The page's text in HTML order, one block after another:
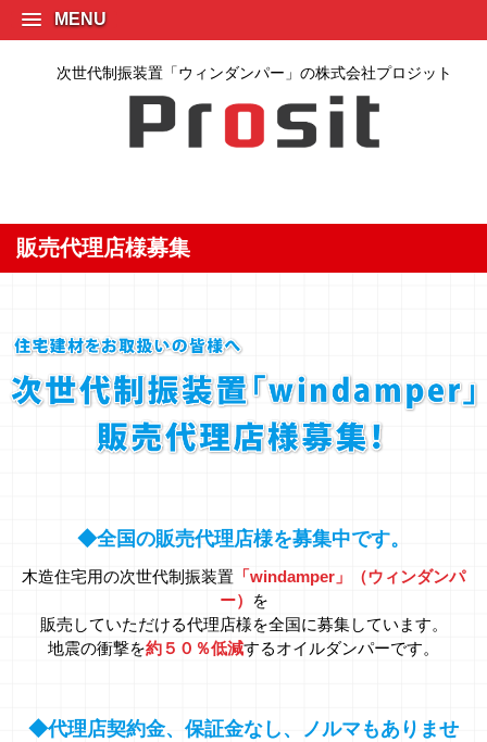
MENU
次世代制振装置「ウィンダンパー」の株式会社プロジット
販売代理店様募集
◆全国の販売代理店様を募集中です。
木造住宅用の次世代制振装置 「windamper」（ウィンダンパ
ー）
を
販売していただける代理店様を全国に募集しています。
地震の衝撃を約５０％低減するオイルダンパーです。
◆代理店契約金、保証金なし、ノルマもありませ